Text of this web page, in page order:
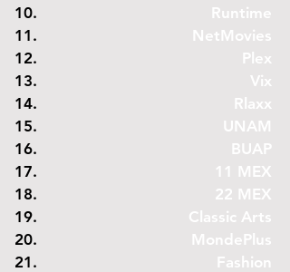
Runtime
NetMovies
Plex
Vix
Rlaxx
UNAM
BUAP
11 MEX
22 MEX
Classic Arts
MondePlus
Fashion